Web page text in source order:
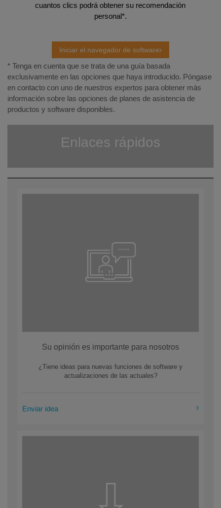
cuantos clics podrá obtener su recomendación
personal*.
Iniciar el navegador de software
* Tenga en cuenta que se trata de una guía basada
exclusivamente en las opciones que haya introducido. Póngase
en contacto con uno de nuestros expertos para obtener más
información sobre las opciones de planes de asistencia de
productos y software disponibles.
Enlaces rápidos
Su opinión es importante para nosotros
¿Tiene ideas para nuevas funciones de software y
actualizaciones de las actuales?
Enviar idea